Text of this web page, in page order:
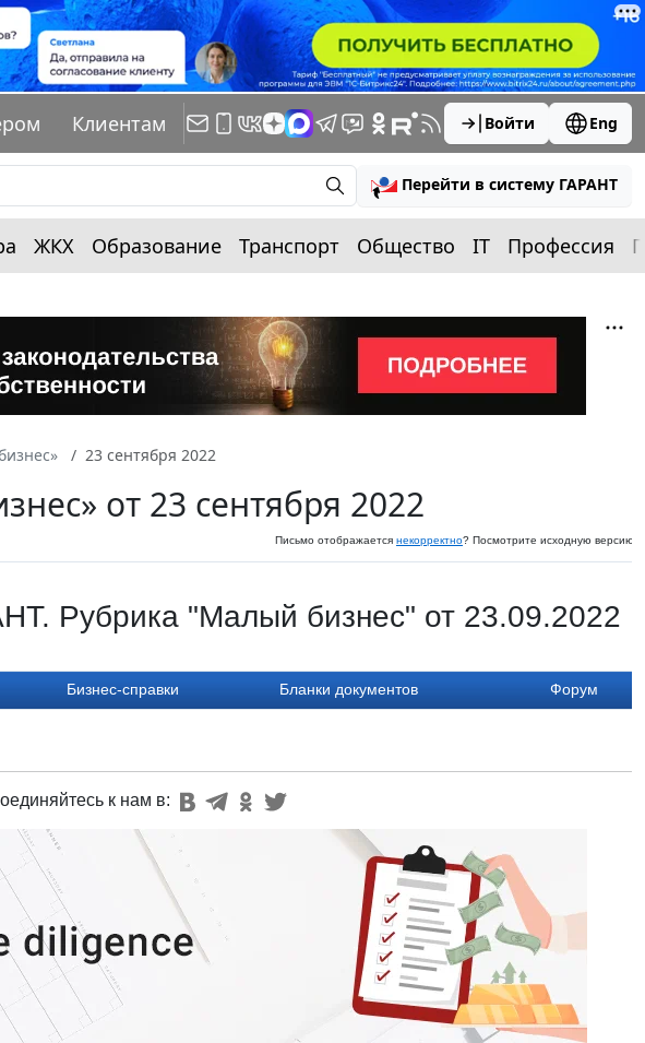
Клиентам Войти Eng
Перейти в систему ГАРАНТ
ЖКХ Образование Транспорт Общество IT Профессия
23 сентября 2022
от 23 сентября 2022
Письмо отображается некорректно? Посмотрите исходную версию
Рубрика "Малый бизнес" от 23.09.2022
Бизнес-справки Бланки документов Форум
к нам в: